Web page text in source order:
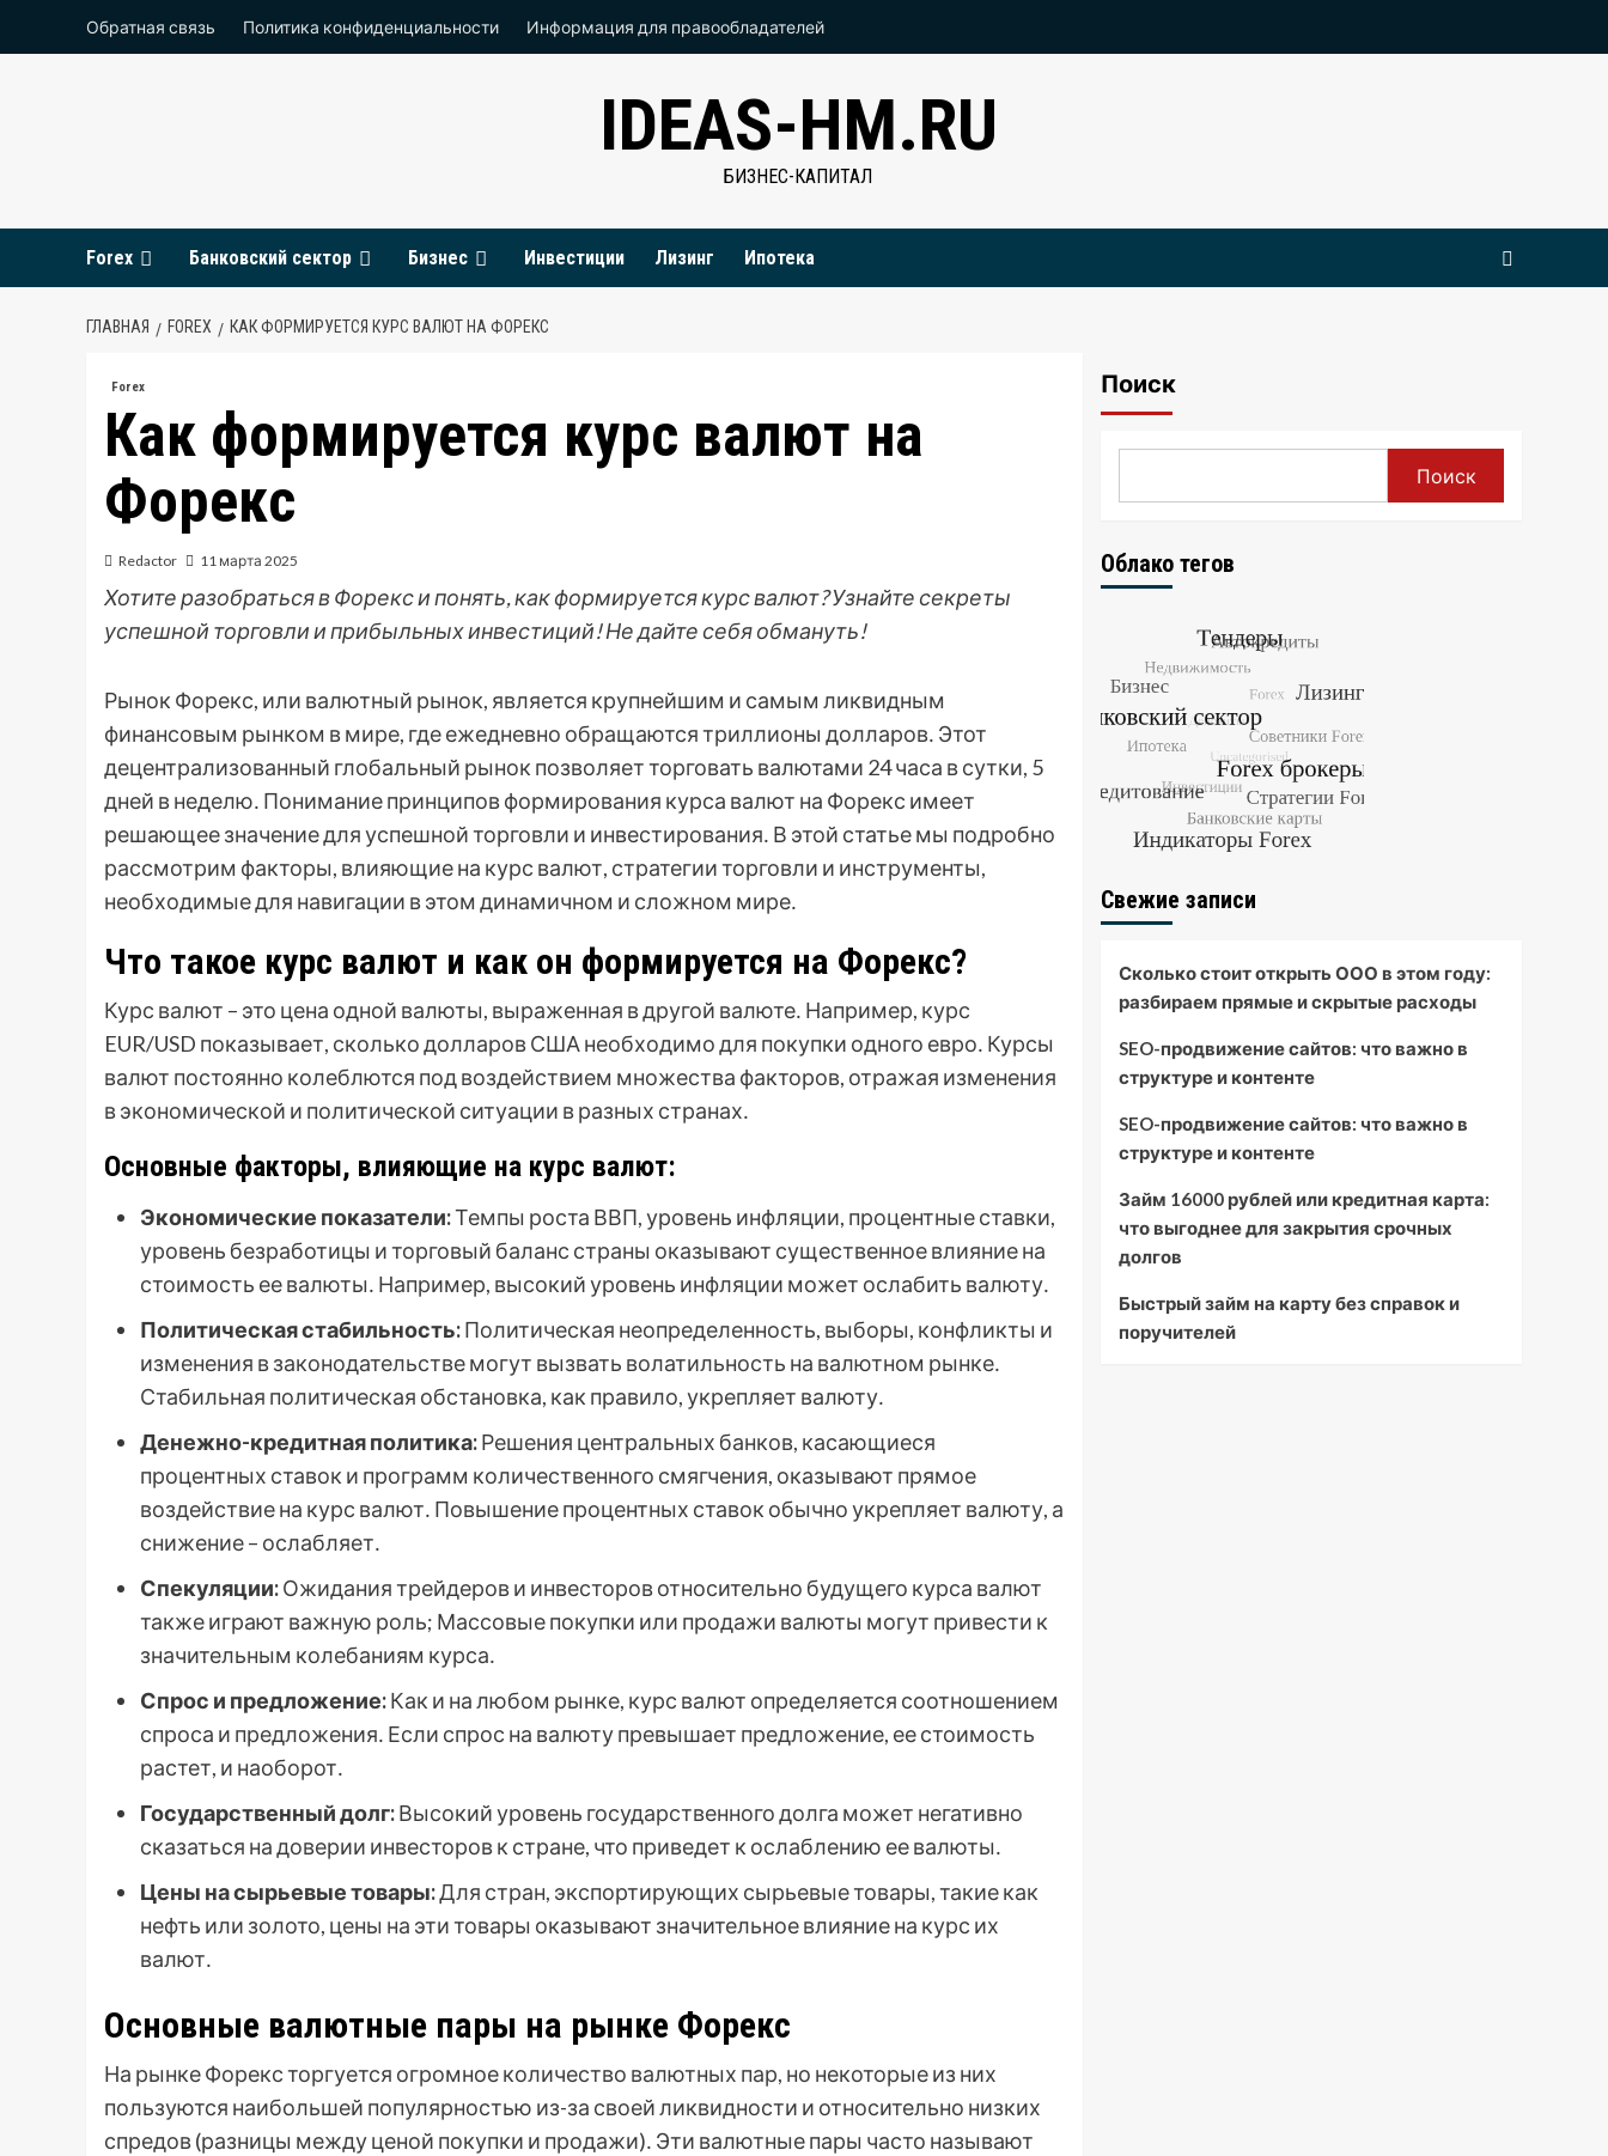
Обратная связь Политика конфиденциальности Информация для правообладателей
IDEAS-HM.RU
БИЗНЕС-КАПИТАЛ
Forex Банковский сектор Бизнес Инвестиции Лизинг Ипотека
ГЛАВНАЯ FOREX КАК ФОРМИРУЕТСЯ КУРС ВАЛЮТ НА ФОРЕКС
Forex
Как формируется курс валют на
Форекс
Redactor 11 марта 2025
Хотите разобраться в Форекс и понять, как формируется курс валют? Узнайте секреты
успешной торговли и прибыльных инвестиций! Не дайте себя обмануть!
Рынок Форекс, или валютный рынок, является крупнейшим и самым ликвидным
финансовым рынком в мире, где ежедневно обращаются триллионы долларов․ Этот
децентрализованный глобальный рынок позволяет торговать валютами 24 часа в сутки, 5
дней в неделю․ Понимание принципов формирования курса валют на Форекс имеет
решающее значение для успешной торговли и инвестирования․ В этой статье мы подробно
рассмотрим факторы, влияющие на курс валют, стратегии торговли и инструменты,
необходимые для навигации в этом динамичном и сложном мире․
Что такое курс валют и как он формируется на Форекс?
Курс валют – это цена одной валюты, выраженная в другой валюте․ Например, курс
EUR/USD показывает, сколько долларов США необходимо для покупки одного евро․ Курсы
валют постоянно колеблются под воздействием множества факторов, отражая изменения
в экономической и политической ситуации в разных странах․
Основные факторы, влияющие на курс валют:
Экономические показатели:Темпы роста ВВП, уровень инфляции, процентные ставки,
уровень безработицы и торговый баланс страны оказывают существенное влияние на
стоимость ее валюты․ Например, высокий уровень инфляции может ослабить валюту․
Политическая стабильность:Политическая неопределенность, выборы, конфликты и
изменения в законодательстве могут вызвать волатильность на валютном рынке․
Стабильная политическая обстановка, как правило, укрепляет валюту․
Денежно-кредитная политика:Решения центральных банков, касающиеся
процентных ставок и программ количественного смягчения, оказывают прямое
воздействие на курс валют․ Повышение процентных ставок обычно укрепляет валюту, а
снижение – ослабляет․
Спекуляции:Ожидания трейдеров и инвесторов относительно будущего курса валют
также играют важную роль; Массовые покупки или продажи валюты могут привести к
значительным колебаниям курса․
Спрос и предложение:Как и на любом рынке, курс валют определяется соотношением
спроса и предложения․ Если спрос на валюту превышает предложение, ее стоимость
растет, и наоборот․
Государственный долг:Высокий уровень государственного долга может негативно
сказаться на доверии инвесторов к стране, что приведет к ослаблению ее валюты․
Цены на сырьевые товары:Для стран, экспортирующих сырьевые товары, такие как
нефть или золото, цены на эти товары оказывают значительное влияние на курс их
валют․
Основные валютные пары на рынке Форекс
На рынке Форекс торгуется огромное количество валютных пар, но некоторые из них
пользуются наибольшей популярностью из-за своей ликвидности и относительно низких
спредов (разницы между ценой покупки и продажи)․ Эти валютные пары часто называют
Поиск
Поиск
Облако тегов
Свежие записи
Сколько стоит открыть ООО в этом году:
разбираем прямые и скрытые расходы
SEO-продвижение сайтов: что важно в
структуре и контенте
SEO-продвижение сайтов: что важно в
структуре и контенте
Займ 16000 рублей или кредитная карта:
что выгоднее для закрытия срочных
долгов
Быстрый займ на карту без справок и
поручителей